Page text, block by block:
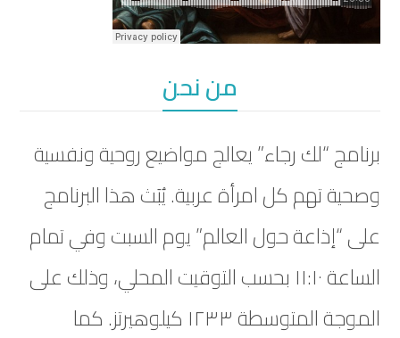
من نحن
برنامج “لك رجاء” يعالج مواضيع روحية ونفسية
وصحية تهم كل امرأة عربية. يُبَث هذا البرنامج
على “إذاعة حول العالم” يوم السبت وفي تمام
الساعة ١١:١٠ بحسب التوقيت المحلي، وذلك على
الموجة المتوسطة ١٢٣٣ كيلوهيرتز. كما